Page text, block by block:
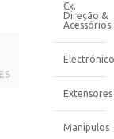
Cx.
Direção &
Acessórios
Extensores
Manipulos